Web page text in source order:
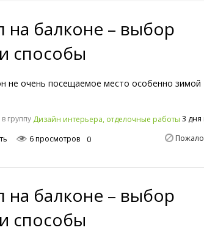
на балконе – выбор
способы
не очень посещаемое место особенно зимой
группу Дизайн интерьера, отделочные работы 3 дня
6 просмотров 0
на балконе – выбор
способы